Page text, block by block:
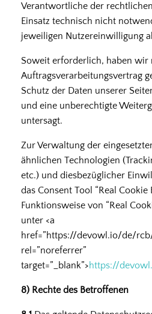
Verantwortliche der
Einsatz technisch nicht
jeweiligen Nutzereinwilligung
Soweit erforderlich, haben wir
Auftragsverarbeitungsvertrag
Schutz der Daten unserer
und eine unberechtigte
untersagt.
Zur Verwaltung der
ähnlichen Technologien
etc.) und diesbezüglicher
das Consent Tool “Real
Funktionsweise von “Real
unter <a
href=”https://devowl.io/de/
rel=”noreferrer”
target=”_blank”>https://
8) Rechte des Betroffenen